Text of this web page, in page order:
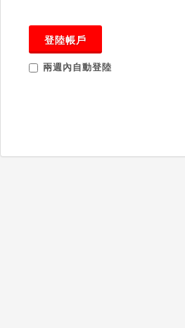
登陸帳戶
兩週內自動登陸